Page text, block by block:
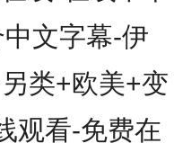
文字幕-伊
类+欧美+变
观看-免费在